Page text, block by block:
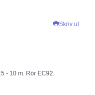
Skriv ut
- 10 m. Rör EC92.